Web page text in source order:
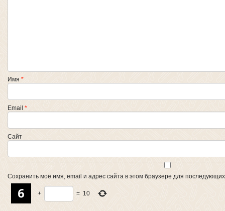
Имя *
Email *
Сайт
Сохранить моё имя, email и адрес сайта в этом браузере для
+ = 10